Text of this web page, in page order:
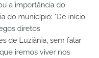
a importância do
do município: "De início
diretos
de Luziânia, sem falar
iremos viver nos